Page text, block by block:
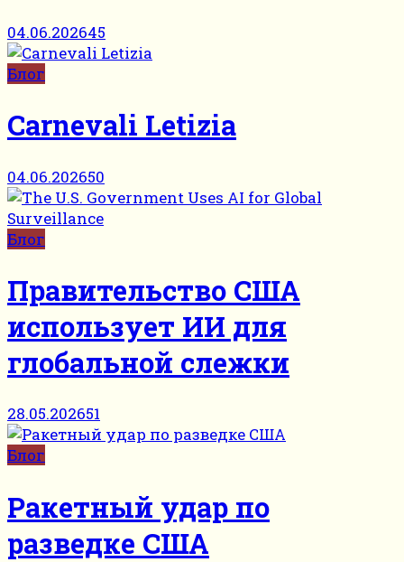
04.06.202645
Блог
Carnevali Letizia
04.06.202650
Блог
Правительство США
использует ИИ для
глобальной слежки
28.05.202651
Блог
Ракетный удар по
разведке США